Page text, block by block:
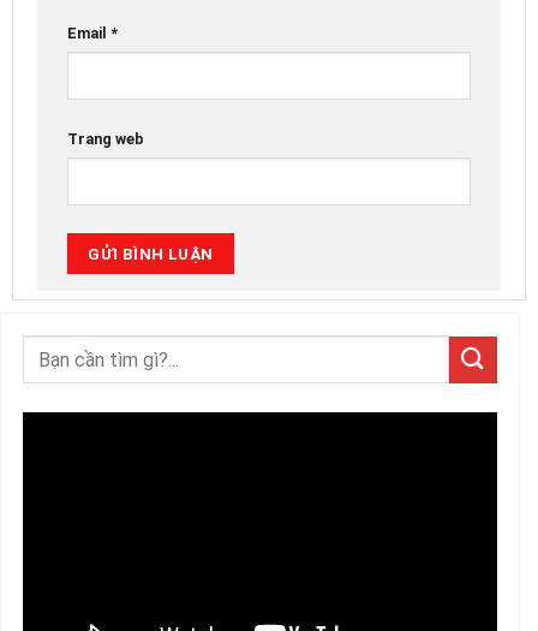
Email *
Trang web